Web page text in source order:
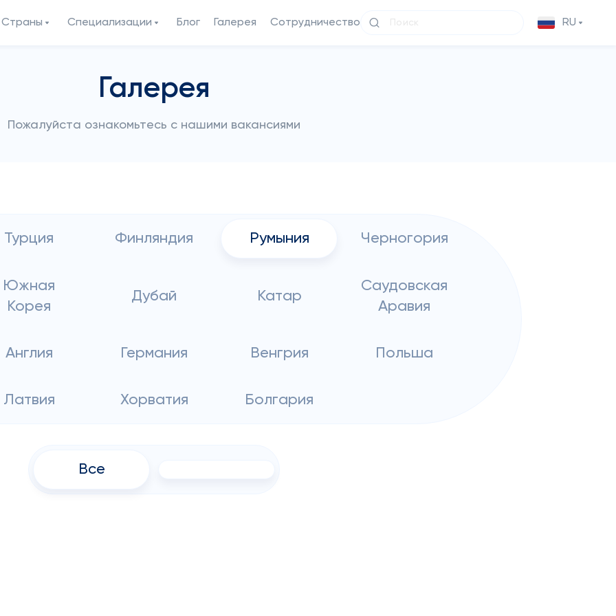
Страны Специализации Блог Галерея Сотрудничество RU
Галерея
Пожалуйста ознакомьтесь с нашими вакансиями
Турция Финляндия Румыния Черногория
Южная
Корея
Дубай Катар
Саудовская
Аравия
Англия Германия Венгрия Польша
Латвия Хорватия Болгария
Все